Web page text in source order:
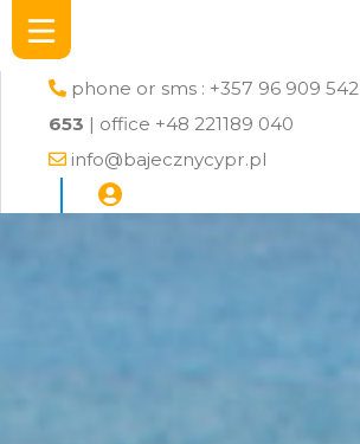
phone or sms : +357 96 909 542
653 | office +48 221189 040
info@bajecznycypr.pl